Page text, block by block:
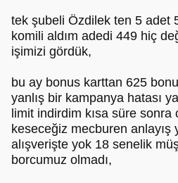
tek şubeli Özdilek ten 5 adet
komili aldım adedi 449 hiç
işimizi gördük,
bu ay bonus karttan 625
yanlış bir kampanya hatası
limit indirdim kısa süre sonra
keseceğiz mecburen anlayış
alışverişte yok 18 senelik
borcumuz olmadı,